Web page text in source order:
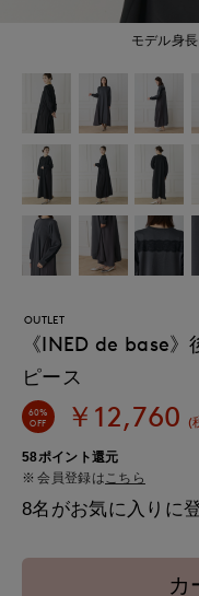
モデル身
OUTLET
《INED de base
ピース
60%
OFF
￥12,760 (
58ポイント還元
会員登録は こちら
8名がお気に入りに
カ